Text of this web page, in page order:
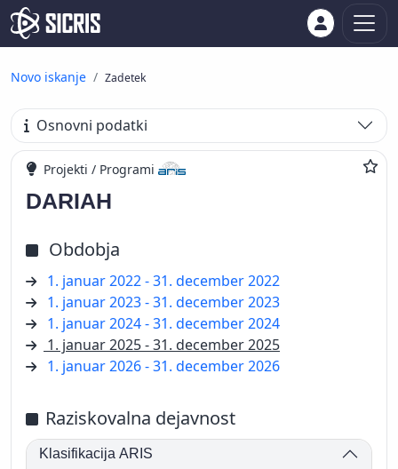
Novo iskanje Zadetek
Osnovni podatki
Projekti / Programi
DARIAH
Obdobja
1. januar 2022 - 31. december 2022
1. januar 2023 - 31. december 2023
1. januar 2024 - 31. december 2024
1. januar 2025 - 31. december 2025
1. januar 2026 - 31. december 2026
Raziskovalna dejavnost
Klasifikacija ARIS